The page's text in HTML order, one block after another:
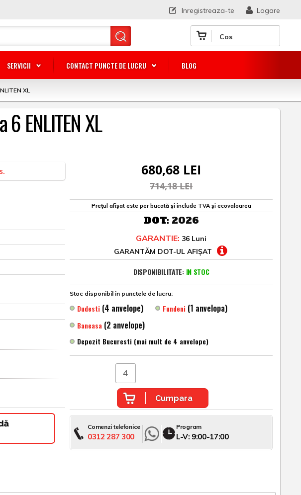
Cos
SERVICII CONTACT PUNCTE DE LUCRU BLOG
Logare
Inregistreaza-te
XL
ENLITEN XL
680,68 LEI
714,18 LEI
Prețul afișat este per bucată și include TVA și ecovaloarea
DOT: 2026
GARANTIE: 36 Luni
GARANTĂM DOT-UL AFIȘAT
DISPONIBILITATE: IN STOC
Stoc disponibil in punctele de lucru:
Dudesti (4 anvelope) Fundeni (1 anvelopa)
Baneasa (2 anvelope)
Depozit Bucuresti (mai mult de 4 anvelope)
Cumpara
Comenzi telefonice
0312 287 300
Program
L-V: 9:00-17:00